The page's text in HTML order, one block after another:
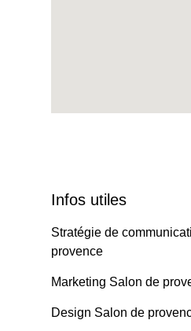
Infos utiles
Stratégie de
provence
Marketing Salon de
Design Salon de